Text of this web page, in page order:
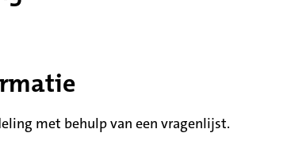
met behulp van een vragenlijst.